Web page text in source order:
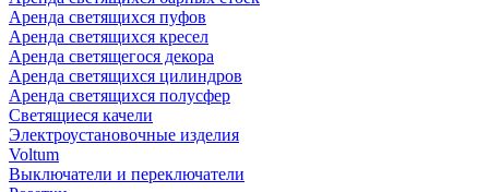
Аренда светящихся пуфов
Аренда светящихся кресел
Аренда светящегося декора
Аренда светящихся цилиндров
Аренда светящихся полусфер
Светящиеся качели
Электроустановочные изделия
Voltum
Выключатели и переключатели